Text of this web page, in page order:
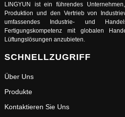
LINGYUN ist ein führendes
Produktion und den Vertrieb von
umfassendes Industrie- und
Fertigungskompetenz mit globalen
Lüftungslösungen anzubieten.
SCHNELLZUGRIFF
Über Uns
Produkte
Kontaktieren Sie Uns